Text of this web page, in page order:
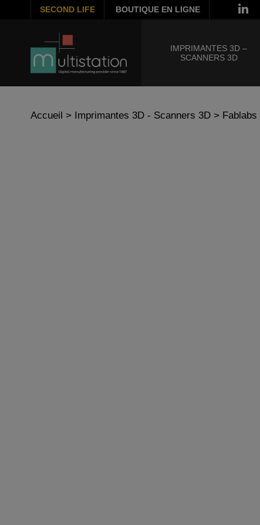
SECOND LIFE BOUTIQUE EN LIGNE
IMPRIMANTES 3D –
SCANNERS 3D
Accueil > Imprimantes 3D - Scanners 3D > Fablabs